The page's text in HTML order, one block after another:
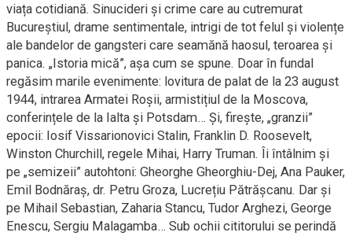
viața cotidiană. Sinucideri și crime care au cutremurat
Bucureștiul, drame sentimentale, intrigi de tot felul și violențe
ale bandelor de gangsteri care seamănă haosul, teroarea și
panica. „Istoria mică”, așa cum se spune. Doar în fundal
regăsim marile evenimente: lovitura de palat de la 23 august
1944, intrarea Armatei Roșii, armistițiul de la Moscova,
conferințele de la Ialta și Potsdam… Și, firește, „granzii”
epocii: Iosif Vissarionovici Stalin, Franklin D. Roosevelt,
Winston Churchill, regele Mihai, Harry Truman. Îi întâlnim și
pe „semizeii” autohtoni: Gheorghe Gheorghiu-Dej, Ana Pauker,
Emil Bodnăraș, dr. Petru Groza, Lucrețiu Pătrășcanu. Dar și
pe Mihail Sebastian, Zaharia Stancu, Tudor Arghezi, George
Enescu, Sergiu Malagamba… Sub ochii cititorului se perindă